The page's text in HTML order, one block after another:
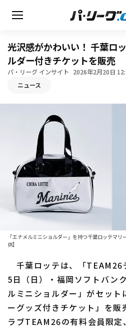
無料アカウント登録
日程・結果
順位表･成績
1軍公式戦
ファーム東地区
ファーム中地区
ファーム西地区
交流戦
選手名鑑
北海道日本ハムファイタ
東北楽天ゴールデンイー
埼玉西武ライオンズ
設定
光沢感がかわいい！ 千葉ロ
ルダー付きチケットを販売
パ・リーグ インサイト 2026年2月20日
ニュース
「エナメルミニショルダー」を持つ千葉ロッテマ
供】
千葉ロッテは、「TEAM26
5日（日）・福岡ソフトバン
ルミニショルダー」がセッ
ーグッズ付きチケット」を販
ラブTEAM26の有料会員限